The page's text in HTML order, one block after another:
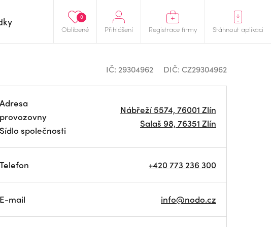
Oblíbené
0
Přihlášení Registrace firmy Stáhnout aplikaci
IČ: 29304962 DIČ: CZ29304962
Adresa
provozovny
Sídlo společnosti
Nábřeží 5574, 76001 Zlín
Salaš 98, 76351 Zlín
Telefon +420 773 236 300
E-mail info@nodo.cz